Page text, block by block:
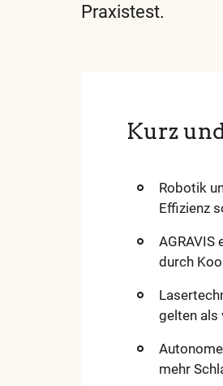
Praxistest.
Sie
Kurz
Robotik
Effizienz
durch
gelten als
mehr